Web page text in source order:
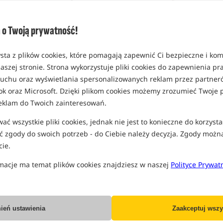
o Twoją prywatność!
z plików cookies, które pomagają zapewnić Ci bezpieczne i
stronie. Strona wykorzystuje pliki cookies do zapewnienia
oraz wyświetlania spersonalizowanych reklam przez
oraz Microsoft. Dzięki plikom cookies możemy zrozumieć Twoje
do Twoich zainteresowań.
wszystkie pliki cookies, jednak nie jest to konieczne do
zgody do swoich potrzeb - do Ciebie należy decyzja. Zgody
ma temat plików cookies znajdziesz w naszej Polityce
ustawienia Zaakceptuj
Korda Kurv Shank
Haczyki Karpiowe
26,99
/ -10%
Min. cena z 30 dni przed
KUP
Korda Kamakura Wide Gape
Hooks
Haczyki Karpiowe
36,99
39,99
BRAK TOWARU